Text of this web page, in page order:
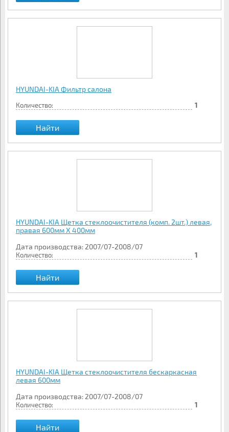
HYUNDAI-KIA Фильтр салона
Количество: 1
Найти
HYUNDAI-KIA Щетка стеклоочистителя (комп. 2шт.) левая,
правая 600мм Х 400мм
Дата производства: 2007/07-2008/07
Количество: 1
Найти
HYUNDAI-KIA Щетка стеклоочистителя бескаркасная
левая 600мм
Дата производства: 2007/07-2008/07
Количество: 1
Найти